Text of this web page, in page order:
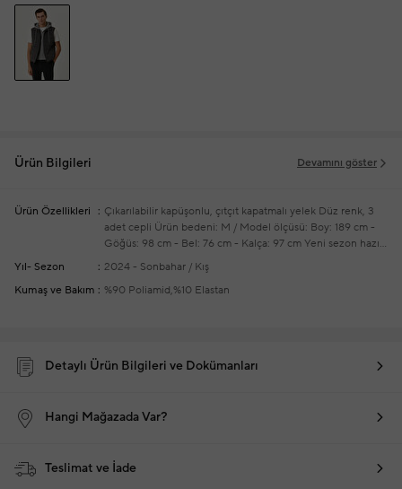
Ürün Bilgileri Devamını göster
Ürün Özellikleri Çıkarılabilir kapüşonlu, çıtçıt kapatmalı yelek Düz renk, 3
adet cepli Ürün bedeni: M / Model ölçüsü: Boy: 189 cm -
Göğüs: 98 cm - Bel: 76 cm - Kalça: 97 cm
giyim alışverişlerinizde ücretsiz tadilat yapılmaktadır
Yıl- Sezon
2024 - Sonbahar / Kış
Kumaş ve Bakım
%90 Poliamid,%10 Elastan
Detaylı Ürün Bilgileri ve Dokümanları
Hangi Mağazada Var?
Teslimat ve İade